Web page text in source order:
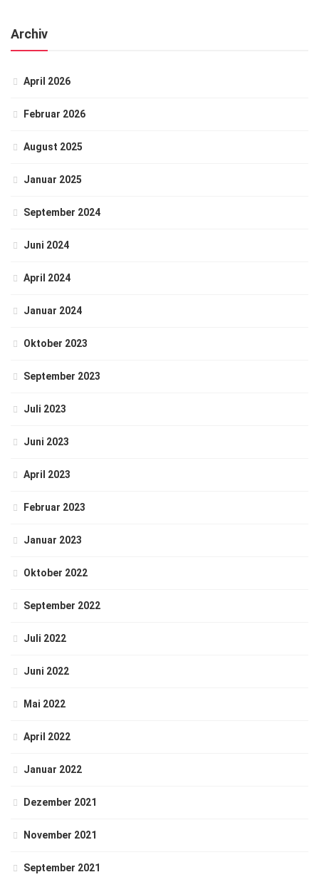
Archiv
April 2026
Februar 2026
August 2025
Januar 2025
September 2024
Juni 2024
April 2024
Januar 2024
Oktober 2023
September 2023
Juli 2023
Juni 2023
April 2023
Februar 2023
Januar 2023
Oktober 2022
September 2022
Juli 2022
Juni 2022
Mai 2022
April 2022
Januar 2022
Dezember 2021
November 2021
September 2021